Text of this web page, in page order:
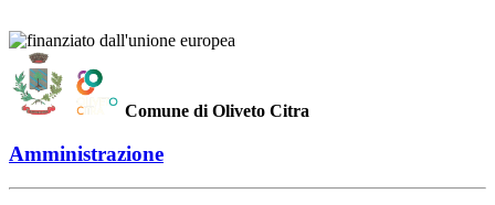
Comune di Oliveto Citra
Amministrazione